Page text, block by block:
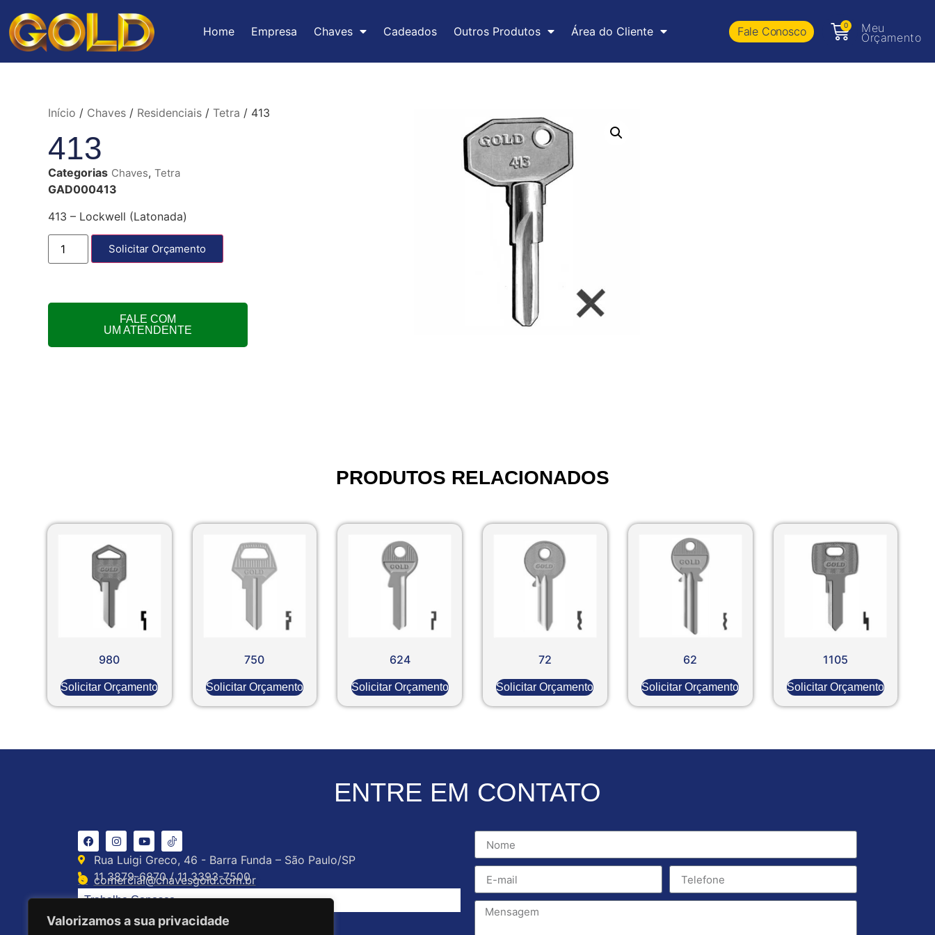
Valorizamos a sua privacidade
Home Empresa Chaves Cadeados Outros Produtos Área do Cliente Fale Conosco 0 Meu
Orçamento
Início / Chaves/ Residenciais/ Tetra / 413
413
Categorias Chaves, Tetra
GAD000413
413 – Lockwell (Latonada)
Solicitar Orçamento
FALE COM
UM ATENDENTE
PRODUTOS RELACIONADOS
980
Solicitar Orçamento
750
Solicitar Orçamento
624
Solicitar Orçamento
72
Solicitar Orçamento
62
Solicitar Orçamento
1105
Solicitar Orçamento
ENTRE EM CONTATO
Rua Luigi Greco, 46 - Barra Funda – São Paulo/SP
11 3879-6870 / 11 3393-7500
comercial@chavesgold.com.br
Trabalhe Conosco